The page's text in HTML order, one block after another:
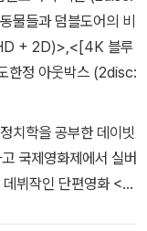
로부터 러브콜을 받게
을 거둔 그는 2003년
해 교수와 제자간의
시 한번 생각하게 하
반응을 받은 마이크
불의 잔>으로 다시
어>등이 있다. 펜실
외곽에서 자란 그는
화의 스토리보드가 만
이 직접 스토리보드
, 감독 양성 프로그램
팔기도 했는데, 이 작
입을 위해 오디션을
물들과 덤블도어의 비
+ 2D)>,<[4K 블루
한정 아웃박스 (2disc:
치학을 공부한 데이빗
국제영화제에서 실버
뷔작인 단편영화 <내